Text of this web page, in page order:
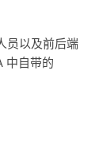
员以及前后端
中自带的